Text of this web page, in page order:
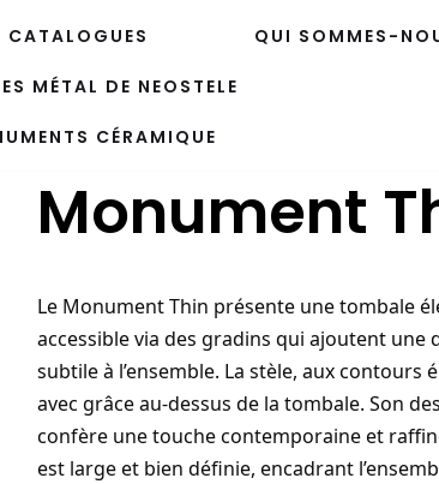
CATALOGUES QUI SOMMES-
MÉTAL DE NEOSTELE
CÉRAMIQUE
Monument
Le Monument Thin présente une tombale
accessible via des gradins qui ajoutent une
subtile à l’ensemble. La stèle, aux contours
avec grâce au-dessus de la tombale. Son
confère une touche contemporaine et
est large et bien définie, encadrant